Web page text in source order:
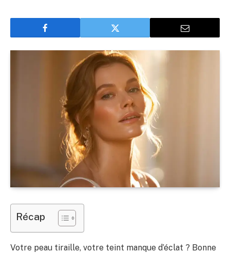
Récap
Votre peau tiraille, votre teint manque d’éclat ? Bonne